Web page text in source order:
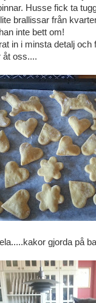
Husse fick ta
brallissar från
inte bett om!
in i minsta detalj
åt oss....
gjorda på